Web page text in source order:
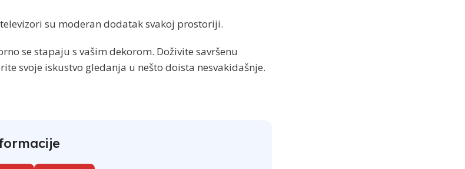
su moderan dodatak svakoj prostoriji.
se stapaju s vašim dekorom. Doživite savršenu
svoje iskustvo gledanja u nešto doista nesvakidašnje.